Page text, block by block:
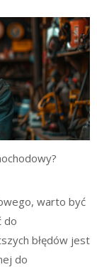
warto być
do
błędów jest
do